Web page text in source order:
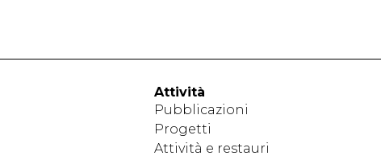
Attività
Pubblicazioni
Progetti
Attività e restauri